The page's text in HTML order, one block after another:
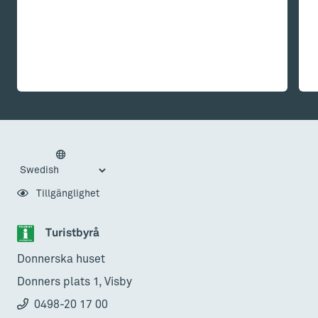
Turistbyrå
Donnerska huset
Donners plats 1, Visby
0498-20 17 00
Tillgänglighet